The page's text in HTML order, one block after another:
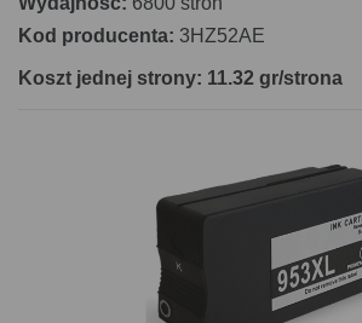
Kod producenta: 3HZ52AE
Koszt jednej strony: 11.32 gr/strona